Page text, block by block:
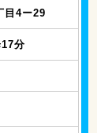
目4ー29
分